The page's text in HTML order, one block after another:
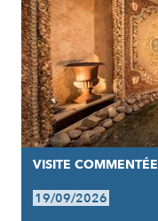
VISITE COMMENTÉE
19/09/2026